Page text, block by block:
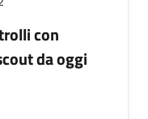
con
da oggi